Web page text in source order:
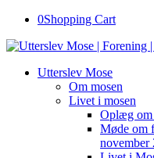
0Shopping Cart
Utterslev Mose
Om mosen
Livet i mosen
Oplæg om
Møde om
november